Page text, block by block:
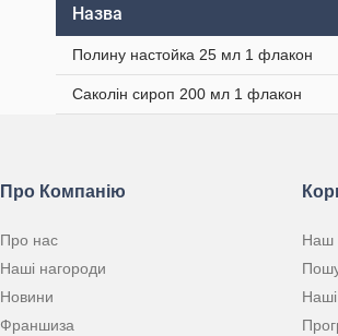
Назва
Полину настойка 25 мл 1 флакон
Саколін сироп 200 мл 1 флакон
Про Компанію
Про нас
Наші нагороди
Новини
Франшиза
Наш